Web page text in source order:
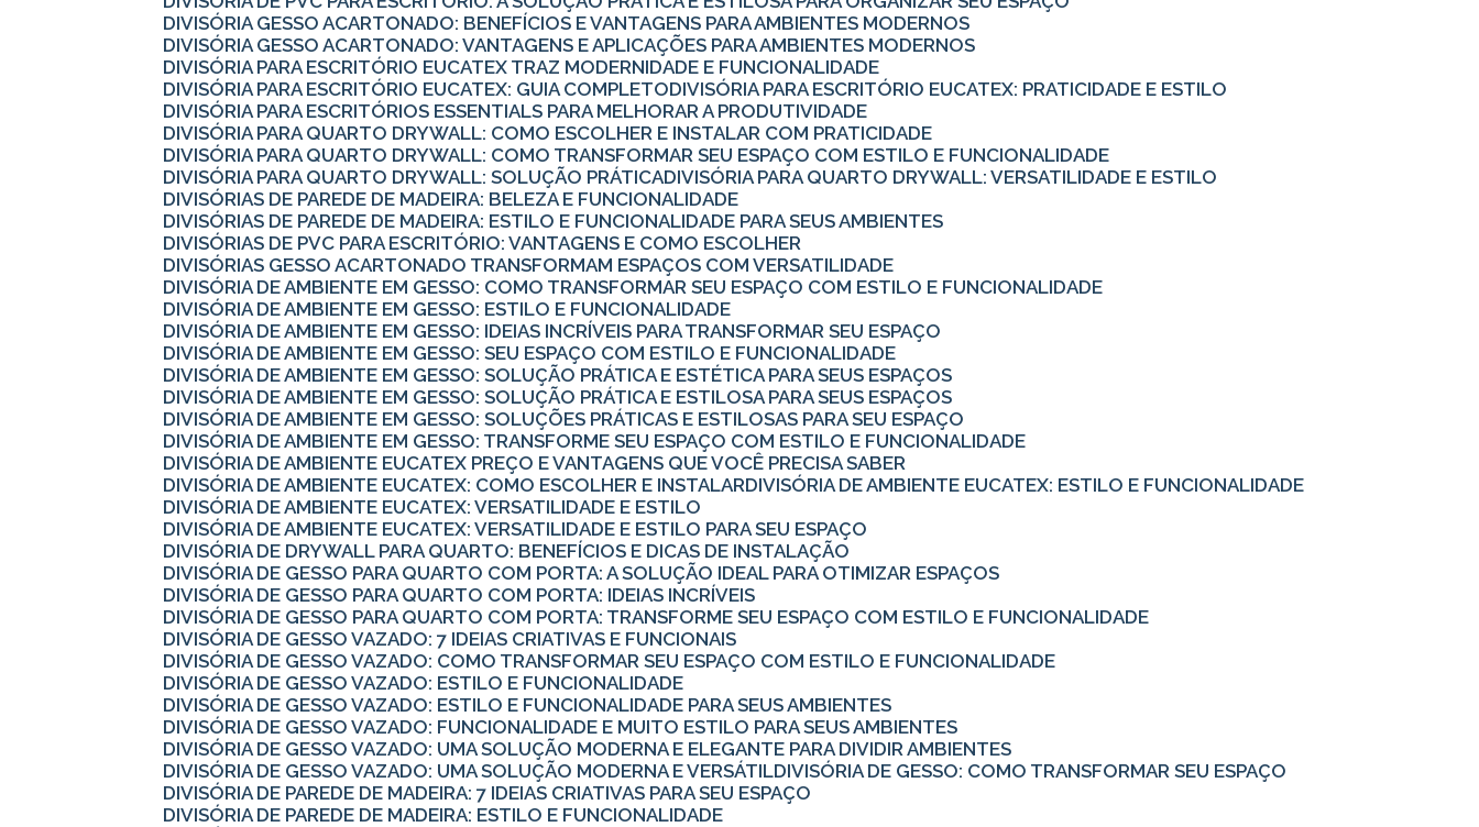
DIVISÓRIA GESSO ACARTONADO: BENEFÍCIOS E VANTAGENS PARA AMBIENTES MODERNOS
DIVISÓRIA GESSO ACARTONADO: VANTAGENS E APLICAÇÕES PARA AMBIENTES MODERNOS
DIVISÓRIA PARA ESCRITÓRIO EUCATEX TRAZ MODERNIDADE E FUNCIONALIDADE
DIVISÓRIA PARA ESCRITÓRIO EUCATEX: GUIA COMPLETO
DIVISÓRIA PARA ESCRITÓRIO EUCATEX: PRATICIDADE E ESTILO
DIVISÓRIA PARA ESCRITÓRIOS ESSENTIALS PARA MELHORAR A PRODUTIVIDADE
DIVISÓRIA PARA QUARTO DRYWALL: COMO ESCOLHER E INSTALAR COM PRATICIDADE
DIVISÓRIA PARA QUARTO DRYWALL: COMO TRANSFORMAR SEU ESPAÇO COM ESTILO E FUNCIONALIDADE
DIVISÓRIA PARA QUARTO DRYWALL: SOLUÇÃO PRÁTICA
DIVISÓRIA PARA QUARTO DRYWALL: VERSATILIDADE E ESTILO
DIVISÓRIAS DE PAREDE DE MADEIRA: BELEZA E FUNCIONALIDADE
DIVISÓRIAS DE PAREDE DE MADEIRA: ESTILO E FUNCIONALIDADE PARA SEUS AMBIENTES
DIVISÓRIAS DE PVC PARA ESCRITÓRIO: VANTAGENS E COMO ESCOLHER
DIVISÓRIAS GESSO ACARTONADO TRANSFORMAM ESPAÇOS COM VERSATILIDADE
DIVISÓRIA DE AMBIENTE EM GESSO: COMO TRANSFORMAR SEU ESPAÇO COM ESTILO E FUNCIONALIDADE
DIVISÓRIA DE AMBIENTE EM GESSO: ESTILO E FUNCIONALIDADE
DIVISÓRIA DE AMBIENTE EM GESSO: IDEIAS INCRÍVEIS PARA TRANSFORMAR SEU ESPAÇO
DIVISÓRIA DE AMBIENTE EM GESSO: SEU ESPAÇO COM ESTILO E FUNCIONALIDADE
DIVISÓRIA DE AMBIENTE EM GESSO: SOLUÇÃO PRÁTICA E ESTÉTICA PARA SEUS ESPAÇOS
DIVISÓRIA DE AMBIENTE EM GESSO: SOLUÇÃO PRÁTICA E ESTILOSA PARA SEUS ESPAÇOS
DIVISÓRIA DE AMBIENTE EM GESSO: SOLUÇÕES PRÁTICAS E ESTILOSAS PARA SEU ESPAÇO
DIVISÓRIA DE AMBIENTE EM GESSO: TRANSFORME SEU ESPAÇO COM ESTILO E FUNCIONALIDADE
DIVISÓRIA DE AMBIENTE EUCATEX PREÇO E VANTAGENS QUE VOCÊ PRECISA SABER
DIVISÓRIA DE AMBIENTE EUCATEX: COMO ESCOLHER E INSTALAR
DIVISÓRIA DE AMBIENTE EUCATEX: ESTILO E FUNCIONALIDADE
DIVISÓRIA DE AMBIENTE EUCATEX: VERSATILIDADE E ESTILO
DIVISÓRIA DE AMBIENTE EUCATEX: VERSATILIDADE E ESTILO PARA SEU ESPAÇO
DIVISÓRIA DE DRYWALL PARA QUARTO: BENEFÍCIOS E DICAS DE INSTALAÇÃO
DIVISÓRIA DE GESSO PARA QUARTO COM PORTA: A SOLUÇÃO IDEAL PARA OTIMIZAR ESPAÇOS
DIVISÓRIA DE GESSO PARA QUARTO COM PORTA: IDEIAS INCRÍVEIS
DIVISÓRIA DE GESSO PARA QUARTO COM PORTA: TRANSFORME SEU ESPAÇO COM ESTILO E FUNCIONALIDADE
DIVISÓRIA DE GESSO VAZADO: 7 IDEIAS CRIATIVAS E FUNCIONAIS
DIVISÓRIA DE GESSO VAZADO: COMO TRANSFORMAR SEU ESPAÇO COM ESTILO E FUNCIONALIDADE
DIVISÓRIA DE GESSO VAZADO: ESTILO E FUNCIONALIDADE
DIVISÓRIA DE GESSO VAZADO: ESTILO E FUNCIONALIDADE PARA SEUS AMBIENTES
DIVISÓRIA DE GESSO VAZADO: FUNCIONALIDADE E MUITO ESTILO PARA SEUS AMBIENTES
DIVISÓRIA DE GESSO VAZADO: UMA SOLUÇÃO MODERNA E ELEGANTE PARA DIVIDIR AMBIENTES
DIVISÓRIA DE GESSO VAZADO: UMA SOLUÇÃO MODERNA E VERSÁTIL
DIVISÓRIA DE GESSO: COMO TRANSFORMAR SEU ESPAÇO
DIVISÓRIA DE PAREDE DE MADEIRA: 7 IDEIAS CRIATIVAS PARA SEU ESPAÇO
DIVISÓRIA DE PAREDE DE MADEIRA: ESTILO E FUNCIONALIDADE